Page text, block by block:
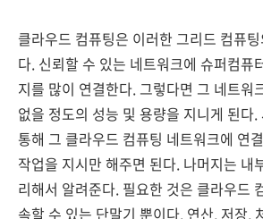
클라우드 컴퓨팅은 이러한 그리드 컴퓨
다. 신뢰할 수 있는 네트워크에 슈퍼컴퓨
지를 많이 연결한다. 그렇다면 그 네트워
없을 정도의 성능 및 용량을 지니게 된다
통해 그 클라우드 컴퓨팅 네트워크에 연
작업을 지시만 해주면 된다. 나머지는 내
리해서 알려준다. 필요한 것은 클라우드
속할 수 있는 단말기 뿐이다. 연산, 저장,